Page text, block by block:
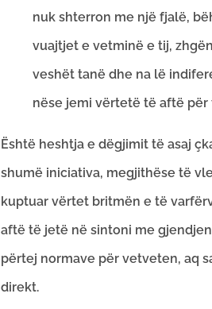
nuk shterron me një fjalë,
vuajtjet e vetminë e tij,
veshët tanë dhe na lë
nëse jemi vërtetë të aftë
Është heshtja e dëgjimit të asaj
shumë iniciativa, megjithëse të
kuptuar vërtet britmën e të
aftë të jetë në sintoni me
përtej normave për vetveten, aq
direkt.